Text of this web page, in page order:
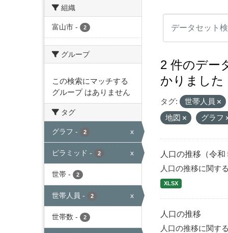
組織
富山市 - 2
グループ
この検索にマッチする
グループ はありません
タグ
グラフ - 2 x
ピラミッド - 2 x
世帯 - 2
世帯人員 - 2 x
世帯数 - 2
2 件のデー
かりました
タグ:
世帯人員
地図
グラフ
人口の推移（令和
人口の推移に関す
XLSX
人口の推移
人口の推移に関す